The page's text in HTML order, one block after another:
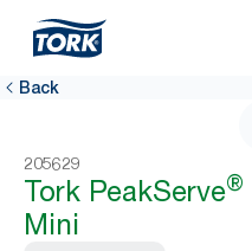
Back
205629
Tork PeakServe®
Mini